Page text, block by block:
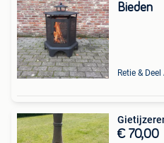
Bieden
€ 70,00